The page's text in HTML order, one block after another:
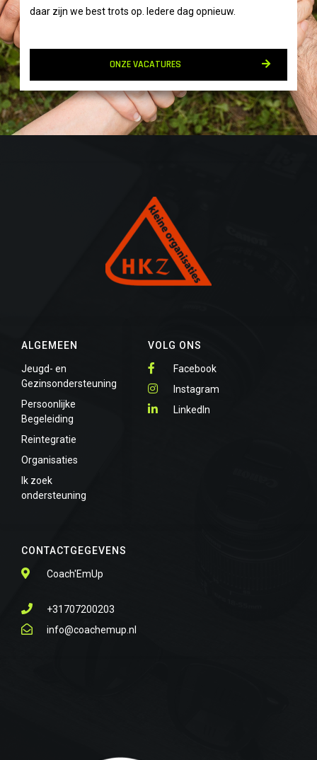
daar zijn we best trots op. Iedere dag opnieuw.
ONZE VACATURES
CONTACTGEGEVENS
Coach'EmUp
+31707200203
info@coachemup.nl
VOLG ONS
Facebook
Instagram
LinkedIn
ALGEMEEN
Jeugd- en
Gezinsondersteuning
Persoonlijke
Begeleiding
Reintegratie
Organisaties
Ik zoek
ondersteuning